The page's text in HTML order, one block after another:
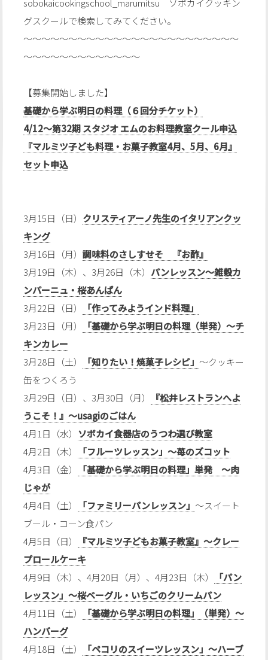
sobokaicookingschool_marumitsu ソボカイクッキン
グスクールで検索してみてください。
～～～～～～～～～～～～～～～～～～～～～～～～
～～～～～～～～～～～～～
【募集開始しました】
基礎から学ぶ明日の料理（６回分チケット）
4/12〜第32期 スタジオ エムのお料理教室クール申込
『マルミツ子ども料理・お菓子教室4月、5月、6月』
セット申込
3月15日（日） クリスティアーノ先生のイタリアンクッ
キング
3月16日（月） 調味料のさしすせそ 『お酢』
3月19日（木）、3月26日（木） パンレッスン〜雑穀カ
ンパーニュ・桜あんぱん
3月22日（日）
「作ってみようインド料理」
3月23日（月）
「基礎から学ぶ明日の料理（単発）〜チ
キンカレー
3月28日（土）
「知りたい！焼菓子レシピ」 〜クッキー
缶をつくろう
3月29日（日）、3月30日（月）
『松井レストランへよ
うこそ！』〜usagiのごはん
4月1日（水） ソボカイ食器店のうつわ選び教室
4月2日（木）
「フルーツレッスン」〜苺のズコット
4月3日（金）
「基礎から学ぶ明日の料理」単発 〜肉
じゃが
4月4日（土）
「ファミリーパンレッスン」 〜スイート
ブール・コーン食パン
4月5日（日）
『マルミツ子どもお菓子教室』～クレー
プロールケーキ
4月9日（木）、4月20日（月）、4月23日（木）
「パン
レッスン」〜桜ベーグル・いちごのクリームパン
4月11日（土）
「基礎から学ぶ明日の料理」（単発）〜
ハンバーグ
4月18日（土）
「ペコリのスイーツレッスン」～ハーブ